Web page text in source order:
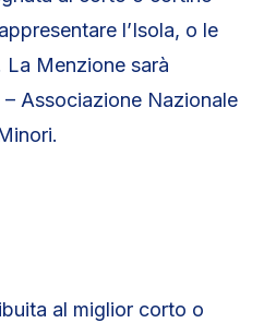
l’Isola, o le
La Menzione sarà
Associazione Nazionale
al miglior corto o